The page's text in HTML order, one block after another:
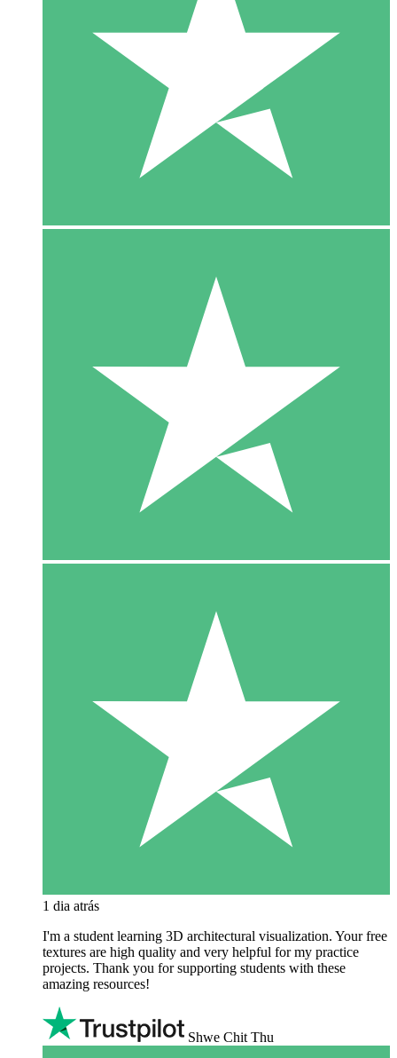
1 dia atrás
I'm a student learning 3D architectural visualization. Your free
textures are high quality and very helpful for my practice
projects. Thank you for supporting students with these
amazing resources!
Shwe Chit Thu